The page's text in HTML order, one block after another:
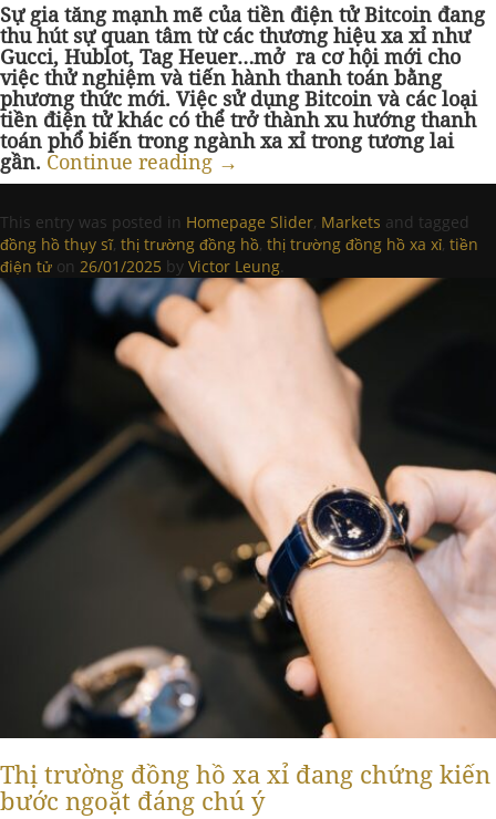
Sự gia tăng mạnh mẽ của tiền điện tử Bitcoin đang
thu hút sự quan tâm từ các thương hiệu xa xỉ như
Gucci, Hublot, Tag Heuer…mở ra cơ hội mới cho
việc thử nghiệm và tiến hành thanh toán bằng
phương thức mới. Việc sử dụng Bitcoin và các loại
tiền điện tử khác có thể trở thành xu hướng thanh
toán phổ biến trong ngành xa xỉ trong tương lai
gần. Continue reading →
This entry was posted in Homepage Slider, Markets and tagged
đồng hồ thụy sĩ, thị trường đồng hồ, thị trường đồng hồ xa xỉ, tiền
điện tử on 26/01/2025 by Victor Leung.
Thị trường đồng hồ xa xỉ đang chứng kiến
bước ngoặt đáng chú ý